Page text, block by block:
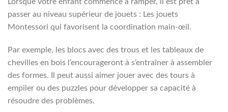
passer au niveau supérieur de jouets : Les jouets
Montessori qui favorisent la coordination main-œil.
Par exemple, les blocs avec des trous et les tableaux de
chevilles en bois l’encourageront à s’entraîner à assembler
des formes. Il peut aussi aimer jouer avec des tours à
empiler ou des puzzles pour développer sa capacité à
résoudre des problèmes.